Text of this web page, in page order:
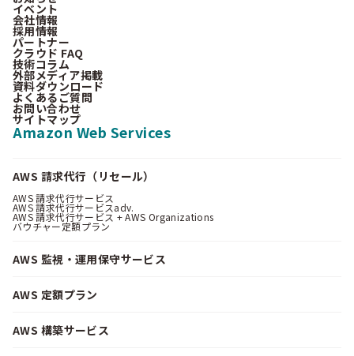
イベント
会社情報
採用情報
パートナー
クラウド FAQ
技術コラム
外部メディア掲載
資料ダウンロード
よくあるご質問
お問い合わせ
サイトマップ
Amazon Web Services
AWS 請求代行（リセール）
AWS 請求代行サービス
AWS 請求代行サービスadv.
AWS 請求代行サービス + AWS Organizations
バウチャー定額プラン
AWS 監視・運用保守サービス
AWS 定額プラン
AWS 構築サービス